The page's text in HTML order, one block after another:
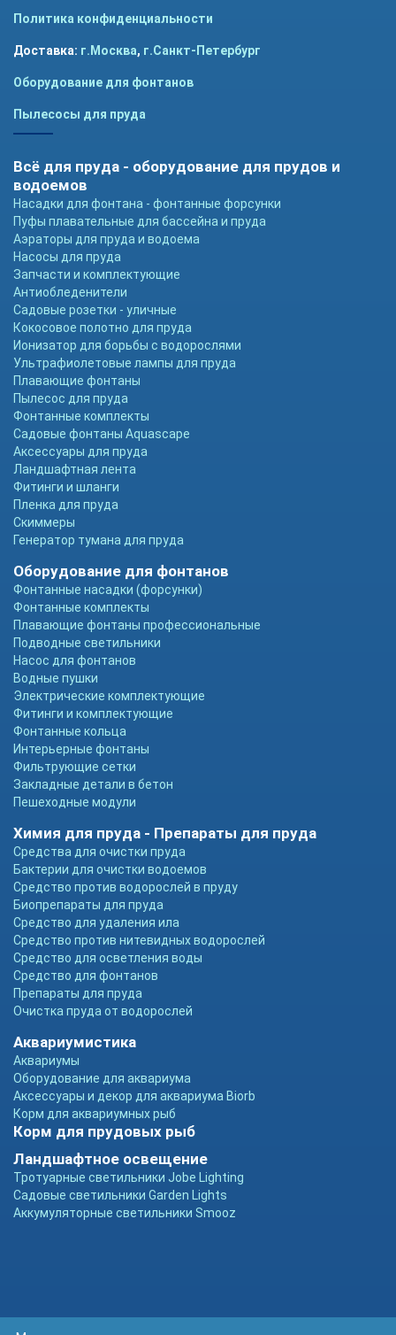
Политика конфиденциальности
Доставка: г.Москва, г.Санкт-Петербург
Оборудование для фонтанов
Пылесосы для пруда
Всё для пруда - оборудование для прудов и
водоемов
Насадки для фонтана - фонтанные форсунки
Пуфы плавательные для бассейна и пруда
Аэраторы для пруда и водоема
Насосы для пруда
Запчасти и комплектующие
Антиобледенители
Садовые розетки - уличные
Кокосовое полотно для пруда
Ионизатор для борьбы с водорослями
Ультрафиолетовые лампы для пруда
Плавающие фонтаны
Пылесос для пруда
Фонтанные комплекты
Садовые фонтаны Aquascape
Аксессуары для пруда
Ландшафтная лента
Фитинги и шланги
Пленка для пруда
Скиммеры
Генератор тумана для пруда
Оборудование для фонтанов
Фонтанные насадки (форсунки)
Фонтанные комплекты
Плавающие фонтаны профессиональные
Подводные светильники
Насос для фонтанов
Водные пушки
Электрические комплектующие
Фитинги и комплектующие
Фонтанные кольца
Интерьерные фонтаны
Фильтрующие сетки
Закладные детали в бетон
Пешеходные модули
Химия для пруда - Препараты для пруда
Средства для очистки пруда
Бактерии для очистки водоемов
Средство против водорослей в пруду
Биопрепараты для пруда
Средство для удаления ила
Средство против нитевидных водорослей
Средство для осветления воды
Средство для фонтанов
Препараты для пруда
Очистка пруда от водорослей
Аквариумистика
Аквариумы
Оборудование для аквариума
Аксессуары и декор для аквариума Biorb
Корм для аквариумных рыб
Корм для прудовых рыб
Ландшафтное освещение
Тротуарные светильники Jobe Lighting
Садовые светильники Garden Lights
Аккумуляторные светильники Smooz